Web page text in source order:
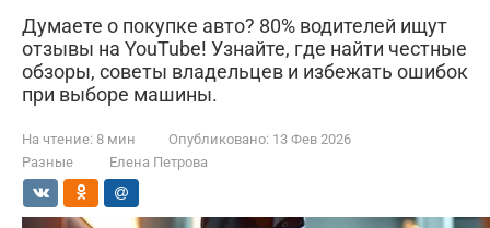
Думаете о покупке авто? 80% водителей ищут
отзывы на YouTube! Узнайте, где найти честные
обзоры, советы владельцев и избежать ошибок
при выборе машины.
На чтение: 8 мин Опубликовано: 13 Фев 2026
Разные
Елена Петрова